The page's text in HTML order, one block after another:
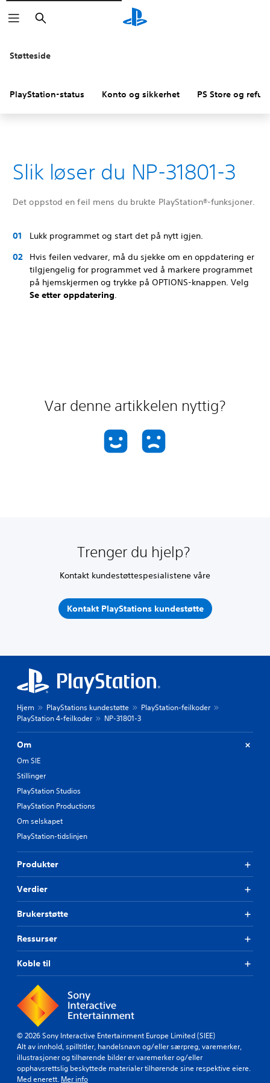
Søk
Støtteside
PlayStation-status Konto og sikkerhet PS Store og
Slik løser du NP-31801-3
Det oppstod en feil mens du brukte PlayStation®-funksjoner.
Lukk programmet og start det på nytt igjen.
Hvis feilen vedvarer, må du sjekke om en oppdatering er
tilgjengelig for programmet ved å markere programmet
på hjemskjermen og trykke på OPTIONS-knappen. Velg
Se etter oppdatering.
Var denne artikkelen nyttig?
Trenger du hjelp?
Kontakt kundestøttespesialistene våre
Kontakt PlayStations kundestøtte
Hjem PlayStations kundestøtte
PlayStation-feilkoder
PlayStation 4-feilkoder
NP-31801-3
Om
Om SIE
Stillinger
PlayStation Studios
PlayStation Productions
Om selskapet
PlayStation-tidslinjen
Produkter
Verdier
Brukerstøtte
Ressurser
Koble til
© 2026 Sony Interactive Entertainment Europe Limited (SIEE)
Alt av innhold, spilltitler, handelsnavn og/eller særpreg, varemerker,
illustrasjoner og tilhørende bilder er varemerker og/eller
opphavsrettslig beskyttede materialer tilhørende sine respektive eiere.
Med enerett. Mer info